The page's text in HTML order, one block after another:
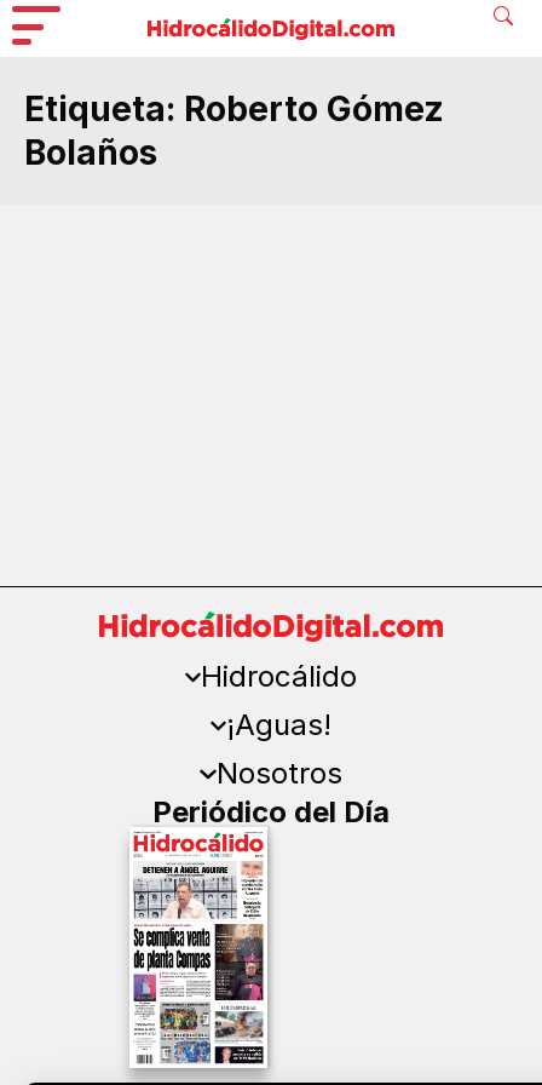
Etiqueta: Roberto Gómez
Bolaños
Hidrocálido
¡Aguas!
Nosotros
Periódico del Día